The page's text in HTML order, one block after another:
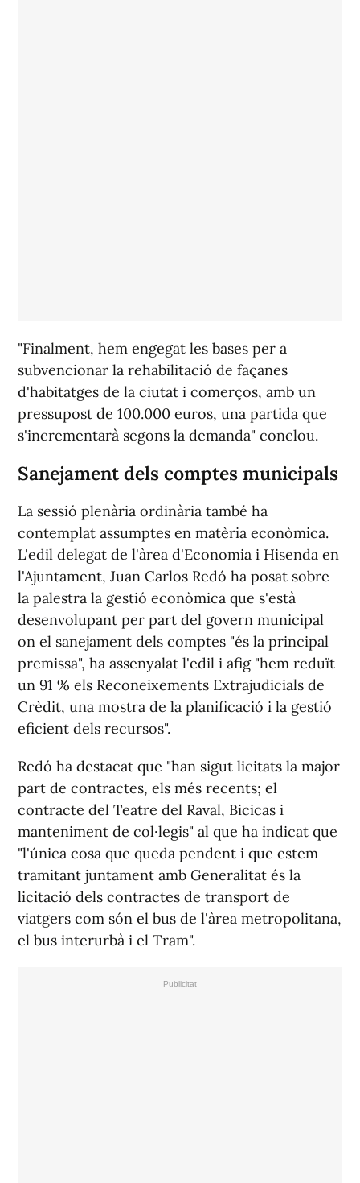
"Finalment, hem engegat les bases per a
subvencionar la rehabilitació de façanes
d'habitatges de la ciutat i comerços, amb un
pressupost de 100.000 euros, una partida que
s'incrementarà segons la demanda" conclou.
Sanejament dels comptes municipals
La sessió plenària ordinària també ha
contemplat assumptes en matèria econòmica.
L'edil delegat de l'àrea d'Economia i Hisenda en
l'Ajuntament, Juan Carlos Redó ha posat sobre
la palestra la gestió econòmica que s'està
desenvolupant per part del govern municipal
on el sanejament dels comptes "és la principal
premissa", ha assenyalat l'edil i afig "hem reduït
un 91 % els Reconeixements Extrajudicials de
Crèdit, una mostra de la planificació i la gestió
eficient dels recursos".
Redó ha destacat que "han sigut licitats la major
part de contractes, els més recents; el
contracte del Teatre del Raval, Bicicas i
manteniment de col·legis" al que ha indicat que
"l'única cosa que queda pendent i que estem
tramitant juntament amb Generalitat és la
licitació dels contractes de transport de
viatgers com són el bus de l'àrea metropolitana,
el bus interurbà i el Tram".